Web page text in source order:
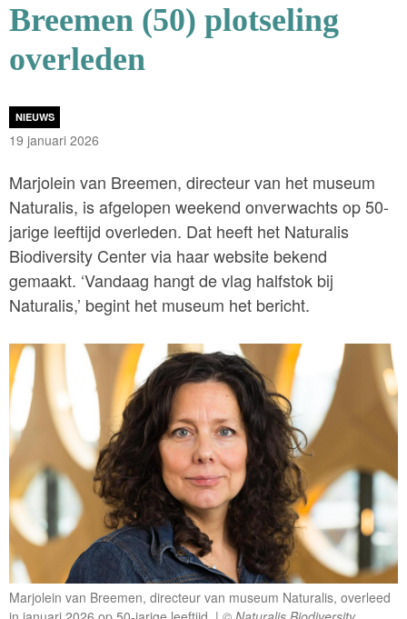
Breemen (50) plotseling
overleden
NIEUWS
19 januari 2026
Marjolein van Breemen, directeur van het museum
Naturalis, is afgelopen weekend onverwachts op 50-
jarige leeftijd overleden. Dat heeft het Naturalis
Biodiversity Center via haar website bekend
gemaakt. ‘Vandaag hangt de vlag halfstok bij
Naturalis,’ begint het museum het bericht.
Marjolein van Breemen, directeur van museum Naturalis, overleed